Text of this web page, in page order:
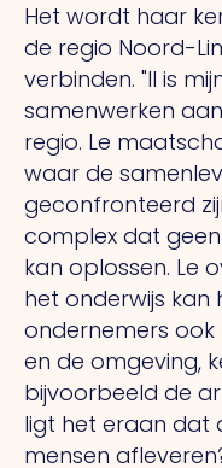
Het wordt haar
de regio Noord-
verbinden. "Il is
samenwerken
regio. Le
waar de
geconfronteerd
complex dat
kan oplossen. Le
het onderwijs kan
ondernemers ook
en de omgeving,
bijvoorbeeld de
ligt het eraan dat
mensen